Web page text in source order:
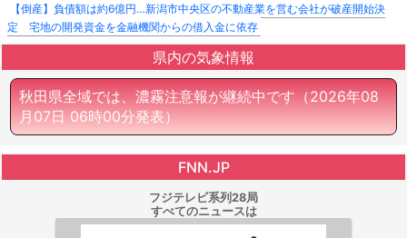
【倒産】負債額は約6億円…新潟市中央区の不動産業を営む会社が破産開始決
定 宅地の開発資金を金融機関からの借入金に依存
県内の気象情報
秋田県全域では、濃霧注意報が継続中です（2026年08
月07日 06時00分発表）
FNN.JP
フジテレビ系列28局
すべてのニュースは